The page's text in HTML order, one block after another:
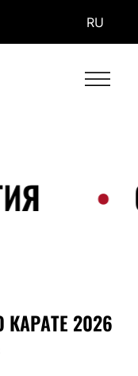
RU
•
2026